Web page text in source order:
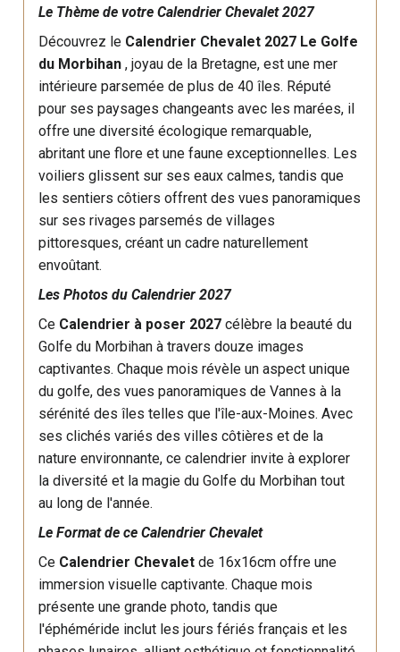
Le Thème de votre Calendrier Chevalet 2027
Découvrez le Calendrier Chevalet 2027 Le Golfe
du Morbihan , joyau de la Bretagne, est une mer
intérieure parsemée de plus de 40 îles. Réputé
pour ses paysages changeants avec les marées, il
offre une diversité écologique remarquable,
abritant une flore et une faune exceptionnelles. Les
voiliers glissent sur ses eaux calmes, tandis que
les sentiers côtiers offrent des vues panoramiques
sur ses rivages parsemés de villages
pittoresques, créant un cadre naturellement
envoûtant.
Les Photos du Calendrier 2027
Ce Calendrier à poser 2027 célèbre la beauté du
Golfe du Morbihan à travers douze images
captivantes. Chaque mois révèle un aspect unique
du golfe, des vues panoramiques de Vannes à la
sérénité des îles telles que l'île-aux-Moines. Avec
ses clichés variés des villes côtières et de la
nature environnante, ce calendrier invite à explorer
la diversité et la magie du Golfe du Morbihan tout
au long de l'année.
Le Format de ce Calendrier Chevalet
Ce Calendrier Chevalet de 16x16cm offre une
immersion visuelle captivante. Chaque mois
présente une grande photo, tandis que
l'éphéméride inclut les jours fériés français et les